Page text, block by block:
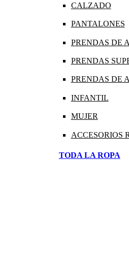
CALZADO
PANTALONES
PRENDAS DE
PRENDAS
PRENDAS DE
INFANTIL
MUJER
ACCESORIOS
TODA LA ROPA